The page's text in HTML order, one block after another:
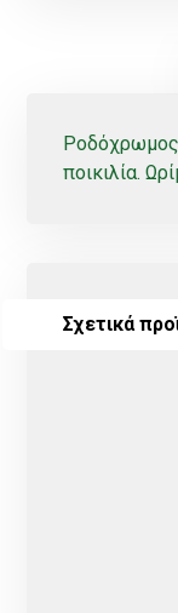
ποικιλία.
Σχετικά